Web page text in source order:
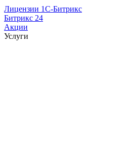
Лицензии 1С-Битрикс
Битрикс 24
Акции
Услуги